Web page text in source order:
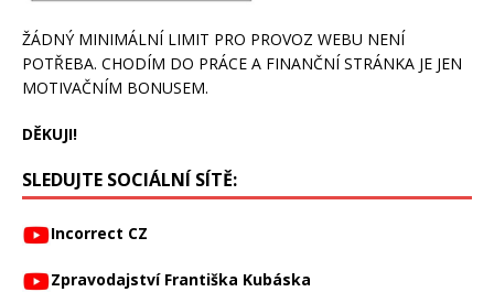
ŽÁDNÝ MINIMÁLNÍ LIMIT PRO PROVOZ WEBU NENÍ
POTŘEBA. CHODÍM DO PRÁCE A FINANČNÍ STRÁNKA JE JEN
MOTIVAČNÍM BONUSEM.
DĚKUJI!
SLEDUJTE SOCIÁLNÍ SÍTĚ:
Incorrect CZ
Zpravodajství Františka Kubáska